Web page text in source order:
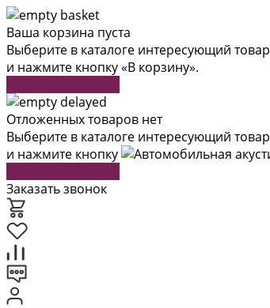
Ваша корзина пуста
Выберите в каталоге интересующий товар
и нажмите кнопку «В корзину».
Отложенных товаров нет
Выберите в каталоге интересующий товар
и нажмите кнопку
Заказать звонок